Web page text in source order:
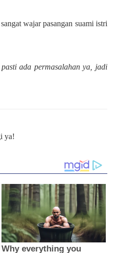
wajar pasangan suami istri
ada permasalahan ya, jadi
ya!